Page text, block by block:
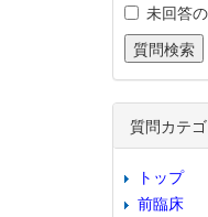
未回答
質問カテ
トップ
前臨床